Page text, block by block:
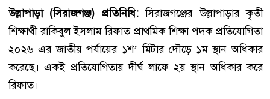
উল্লাপাড়া (সিরাজগঞ্জ) প্রতিনিধি:সিরাজগঞ্জের উল্লাপাড়ার কৃতী
শিক্ষার্থী রাকিবুল ইসলাম রিফাত প্রাথমিক শিক্ষা পদক প্রতিযোগিতা
২০২৬ এর জাতীয় পর্যায়ের ১শ’ মিটার দৌড়ে ১ম স্থান অধিকার
করেছে। একই প্রতিযোগিতায় দীর্ঘ লাফে ২য় স্থান অধিকার করে
রিফাত।